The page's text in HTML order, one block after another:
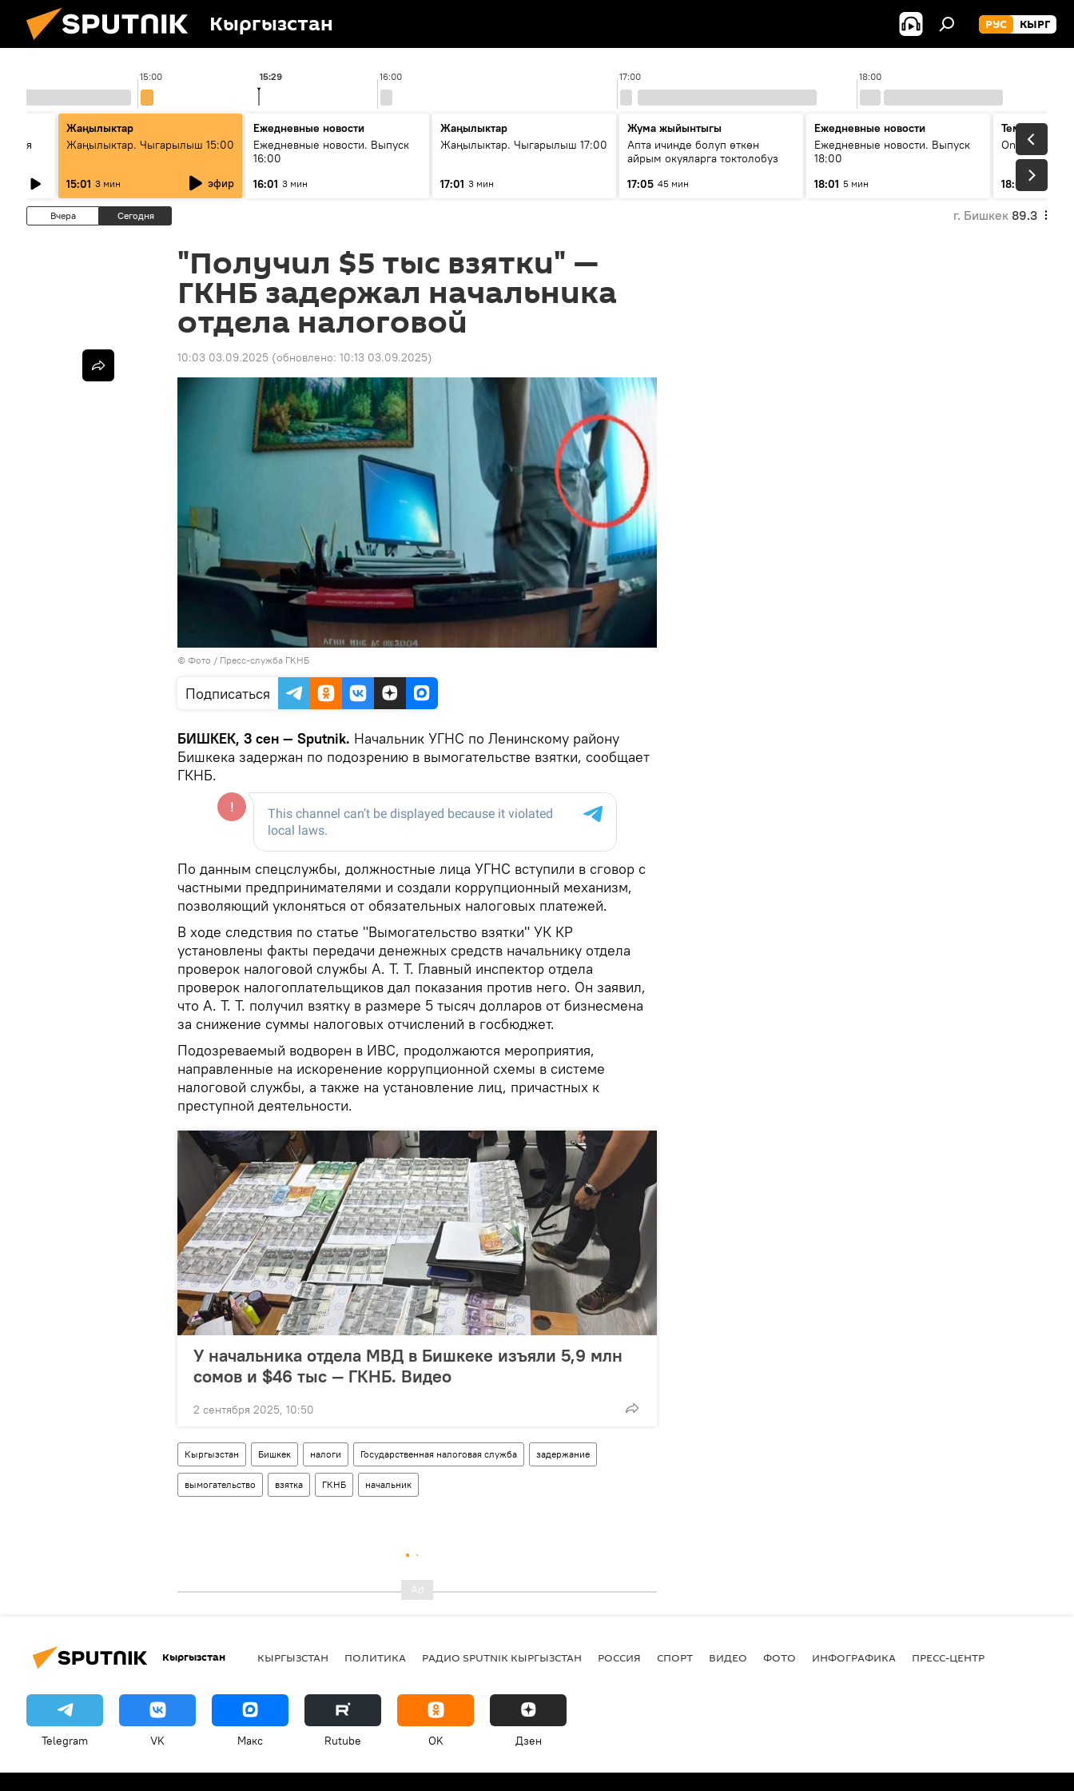
Кыргызстан РУС КЫРГ
15:00 16:00 17:00 18:00
15:29
Жаңылыктар
Жаңылыктар. Чыгарылыш 15:00
15:01 3 мин эфир
Ежедневные новости
Ежедневные новости. Выпуск
16:00
16:01 3 мин
Жаңылыктар
Жаңылыктар. Чыгарылыш 17:00
17:01 3 мин
Жума жыйынтыгы
Апта ичинде болуп өткөн
айрым окуяларга токтолобуз
17:05 45 мин
Ежедневные новости
Ежедневные новости. Выпуск
18:00
18:01 5 мин
Тема дня
On air
18:07
Вчера Сегодня г. Бишкек 89.3
"Получил $5 тыс взятки" —
ГКНБ задержал начальника
отдела налоговой
10:03 03.09.2025 (обновлено: 10:13 03.09.2025)
© Фото / Пресс-служба ГКНБ
Подписаться
БИШКЕК, 3 сен — Sputnik. Начальник УГНС по Ленинскому району
Бишкека задержан по подозрению в вымогательстве взятки, сообщает
ГКНБ.
По данным спецслужбы, должностные лица УГНС вступили в сговор с
частными предпринимателями и создали коррупционный механизм,
позволяющий уклоняться от обязательных налоговых платежей.
В ходе следствия по статье "Вымогательство взятки" УК КР
установлены факты передачи денежных средств начальнику отдела
проверок налоговой службы А. Т. Т. Главный инспектор отдела
проверок налогоплательщиков дал показания против него. Он заявил,
что А. Т. Т. получил взятку в размере 5 тысяч долларов от бизнесмена
за снижение суммы налоговых отчислений в госбюджет.
Подозреваемый водворен в ИВС, продолжаются мероприятия,
направленные на искоренение коррупционной схемы в системе
налоговой службы, а также на установление лиц, причастных к
преступной деятельности.
У начальника отдела МВД в Бишкеке изъяли 5,9 млн
сомов и $46 тыс — ГКНБ. Видео
2 сентября 2025, 10:50
Кыргызстан Бишкек налоги Государственная налоговая служба задержание
вымогательство взятка ГКНБ начальник
Кыргызстан КЫРГЫЗСТАН ПОЛИТИКА РАДИО SPUTNIK КЫРГЫЗСТАН РОССИЯ СПОРТ ВИДЕО ФОТО ИНФОГРАФИКА ПРЕСС-ЦЕНТР
Telegram VK Макс Rutube OK Дзен